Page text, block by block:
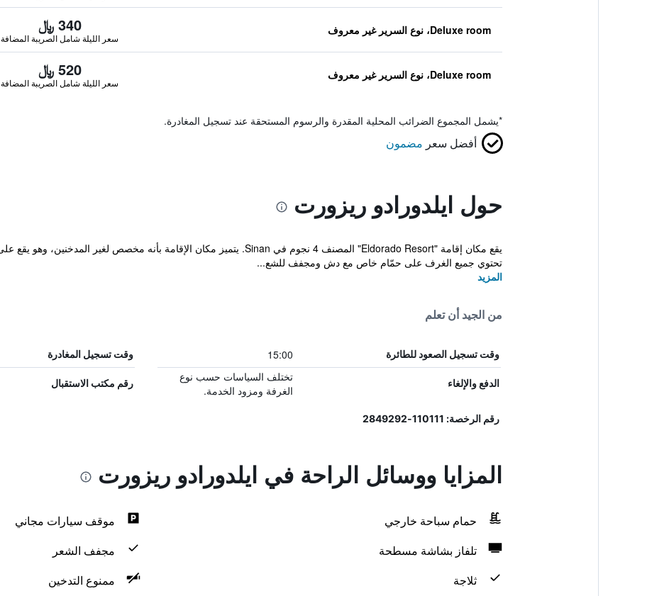
Deluxe room، نوع السرير غير معروف 340 ﷼
سعر الليلة شامل الصريبة المضافة
Deluxe room، نوع السرير غير معروف 520 ﷼
سعر الليلة شامل الصريبة المضافة
*يشمل المجموع الضرائب المحلية المقدرة والرسوم المستحقة عند تسجيل المغادرة.
أفضل سعر مضمون
حول ايلدورادو ريزورت
تحتوي جميع الغرف على حمّام خاص مع دش ومجفف للشع...
المزيد
من الجيد أن تعلم
وقت تسجيل الصعود للطائرة 15:00 وقت تسجيل المغادرة
الدفع والإلغاء
تختلف السياسات حسب نوع
الغرفة ومزود الخدمة.
رقم مكتب الاستقبال
رقم الرخصة: 110111-2849292
المزايا ووسائل الراحة في ايلدورادو ريزورت
حمام سباحة خارجي
موقف سيارات مجاني
تلفاز بشاشة مسطحة
مجفف الشعر
ثلاجة
ممنوع التدخين